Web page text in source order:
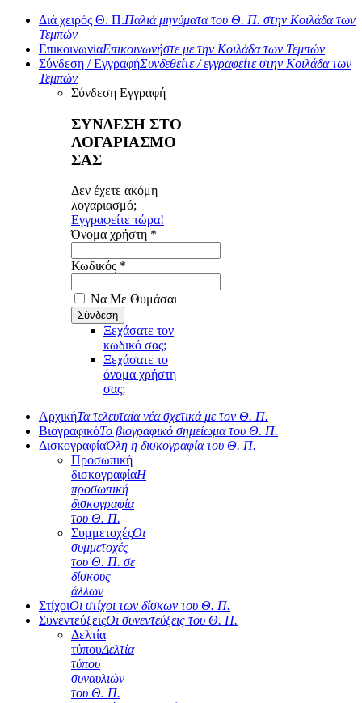
Διά χειρός Θ. Π.Παλιά μηνύματα του Θ. Π. στην Κοιλάδα των
Τεμπών
ΕπικοινωνίαΕπικοινωνήστε με την Κοιλάδα των Τεμπών
Σύνδεση / ΕγγραφήΣυνδεθείτε / εγγραφείτε στην Κοιλάδα των
Τεμπών
Σύνδεση Εγγραφή
ΣΥΝΔΕΣΗ ΣΤΟ
ΛΟΓΑΡΙΑΣΜΟ
ΣΑΣ
Δεν έχετε ακόμη
λογαριασμό;
Εγγραφείτε τώρα!
Όνομα χρήστη *
Κωδικός *
Να Με Θυμάσαι
Ξεχάσατε τον
κωδικό σας;
Ξεχάσατε το
όνομα χρήστη
σας;
ΑρχικήΤα τελευταία νέα σχετικά με τον Θ. Π.
ΒιογραφικόΤο βιογραφικό σημείωμα του Θ. Π.
ΔισκογραφίαΌλη η δισκογραφία του Θ. Π.
Προσωπική
δισκογραφίαΗ
προσωπική
δισκογραφία
του Θ. Π.
ΣυμμετοχέςΟι
συμμετοχές
του Θ. Π. σε
δίσκους
άλλων
ΣτίχοιΟι στίχοι των δίσκων του Θ. Π.
ΣυνεντεύξειςΟι συνεντεύξεις του Θ. Π.
Δελτία
τύπουΔελτία
τύπου
συναυλιών
του Θ. Π.